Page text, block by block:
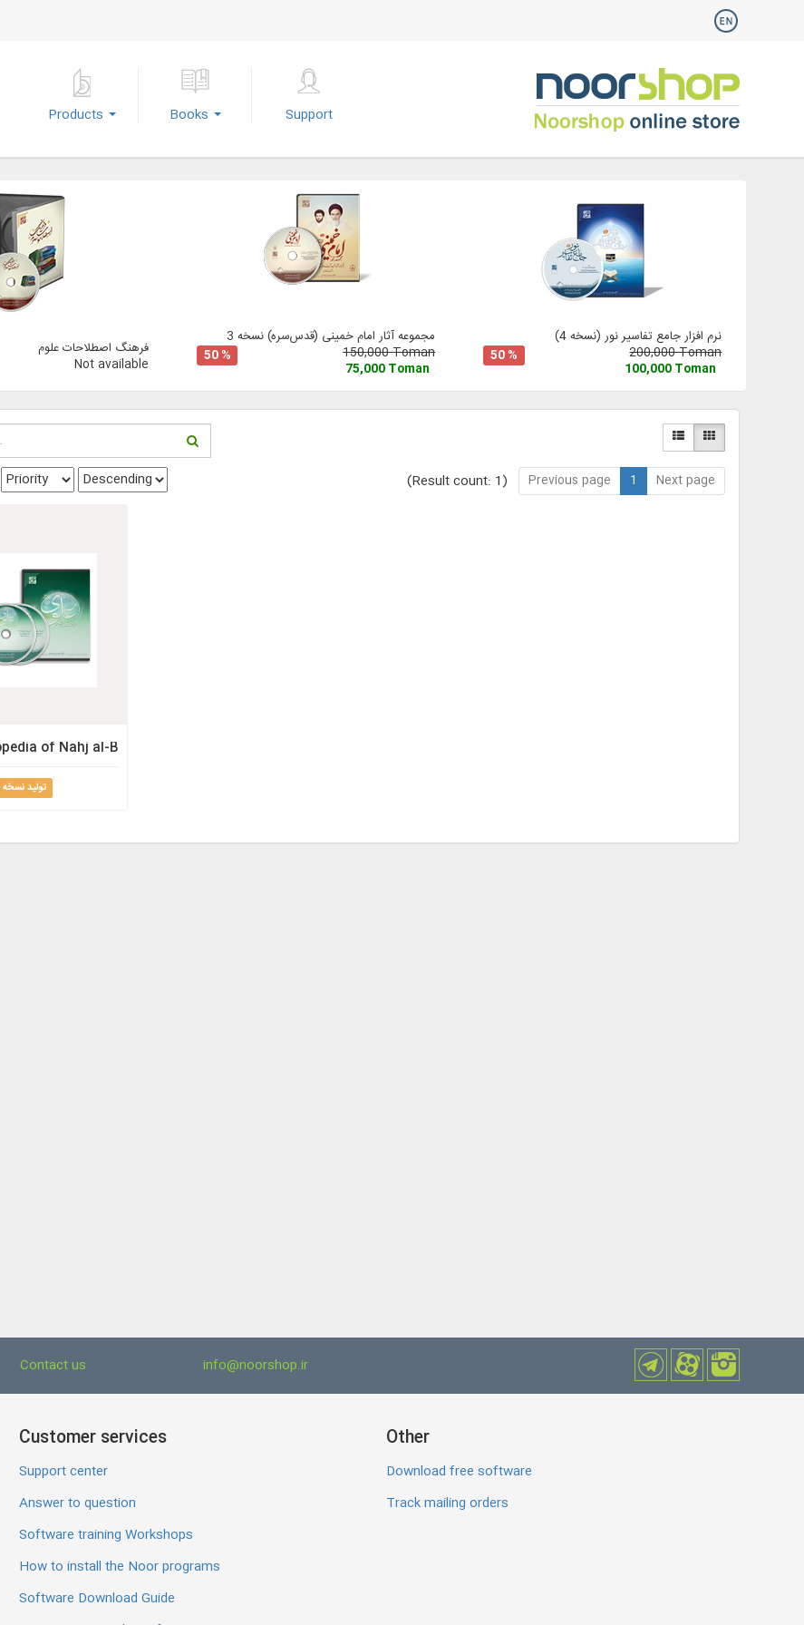
Products Books Support
فرهنگ اصطلاحات علوم
Not available
مجموعه آثار امام خمینی (‌قدس‌سره) نسخه 3
150,000 Toman
50 %
75,000 Toman
نرم افزار جامع تفاسیر نور (نسخه 4)
200,000 Toman
50 %
100,000 Toman
(Result count: 1) Previous page 1 Next page
of Nahj al-Balaghah, Version 2
تولید
Contact us info@noorshop.ir
Customer services
Support center
Answer to question
Software training Workshops
How to install the Noor programs
Software Download Guide
Other
Download free software
Track mailing orders